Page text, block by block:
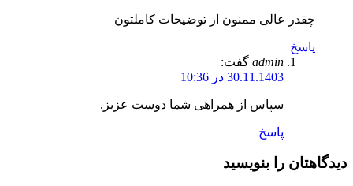
چقدر عالی ممنون از توضیحات کاملتون
پاسخ
admin گفت:
30.11.1403 در 10:36
سپاس از همراهی شما دوست عزیز.
پاسخ
دیدگاهتان را بنویسید